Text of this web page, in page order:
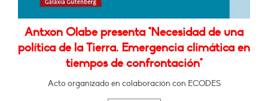
Antxon Olabe presenta "Necesidad de una
política de la Tierra. Emergencia climática en
tiempos de confrontación"
Acto organizado en colaboración con ECODES